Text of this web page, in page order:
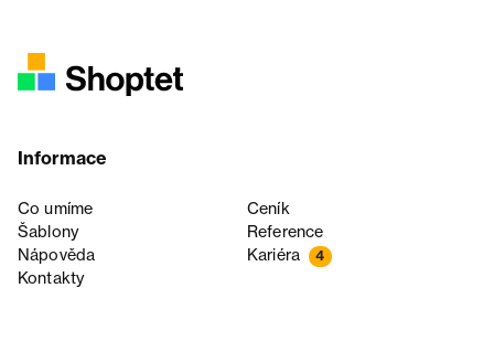
Informace
Co umíme
Ceník
Šablony
Reference
Nápověda
Kariéra 4
Kontakty